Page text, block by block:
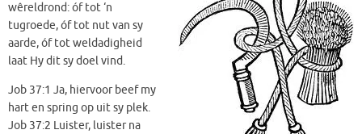
wêreldrond: óf tot ‘n
tugroede, óf tot nut van sy
aarde, óf tot weldadigheid
laat Hy dit sy doel vind.
Job 37:1 Ja, hiervoor beef my
hart en spring op uit sy plek.
Job 37:2 Luister, luister na